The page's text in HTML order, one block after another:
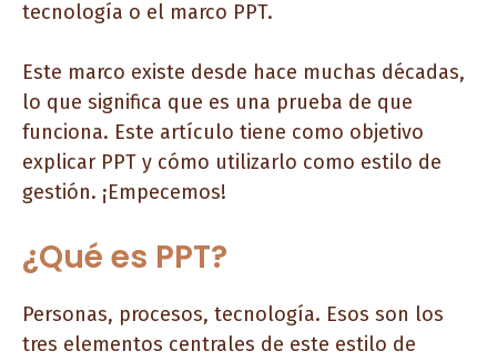
tecnología o el marco PPT.
Este marco existe desde hace muchas décadas,
lo que significa que es una prueba de que
funciona. Este artículo tiene como objetivo
explicar PPT y cómo utilizarlo como estilo de
gestión. ¡Empecemos!
¿Qué es PPT?
Personas, procesos, tecnología. Esos son los
tres elementos centrales de este estilo de